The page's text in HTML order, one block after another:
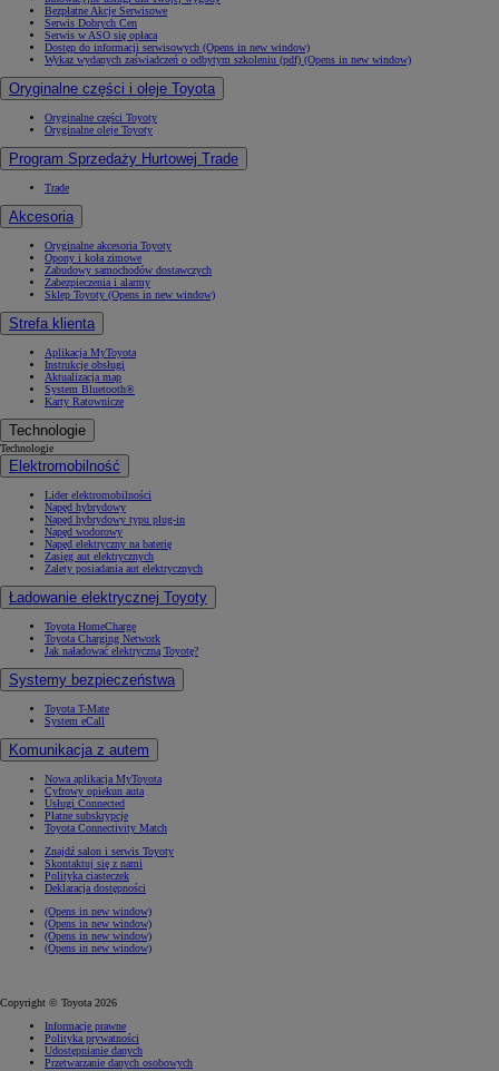
Bezpłatne Akcje Serwisowe
Serwis Dobrych Cen
Serwis w ASO się opłaca
Dostęp do informacji serwisowych (Opens in new window)
Wykaz wydanych zaświadczeń o odbytym szkoleniu (pdf) (Opens in new window)
Oryginalne części i oleje Toyota
Oryginalne części Toyoty
Oryginalne oleje Toyoty
Program Sprzedaży Hurtowej Trade
Trade
Akcesoria
Oryginalne akcesoria Toyoty
Opony i koła zimowe
Zabudowy samochodów dostawczych
Zabezpieczenia i alarmy
Sklep Toyoty (Opens in new window)
Strefa klienta
Aplikacja MyToyota
Instrukcje obsługi
Aktualizacja map
System Bluetooth®
Karty Ratownicze
Technologie
Technologie
Elektromobilność
Lider elektromobilności
Napęd hybrydowy
Napęd hybrydowy typu plug-in
Napęd wodorowy
Napęd elektryczny na baterię
Zasięg aut elektrycznych
Zalety posiadania aut elektrycznych
Ładowanie elektrycznej Toyoty
Toyota HomeCharge
Toyota Charging Network
Jak naładować elektryczną Toyotę?
Systemy bezpieczeństwa
Toyota T-Mate
System eCall
Komunikacja z autem
Nowa aplikacja MyToyota
Cyfrowy opiekun auta
Usługi Connected
Płatne subskrypcje
Toyota Connectivity Match
Znajdź salon i serwis Toyoty
Skontaktuj się z nami
Polityka ciasteczek
Deklaracja dostępności
(Opens in new window)
(Opens in new window)
(Opens in new window)
(Opens in new window)
Copyright © Toyota 2026
Informacje prawne
Polityka prywatności
Udostępnianie danych
Przetwarzanie danych osobowych